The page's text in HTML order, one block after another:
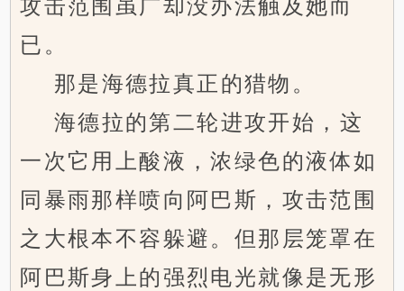
攻击范围虽广却没办法触及她而
已。
那是海德拉真正的猎物。
海德拉的第二轮进攻开始，这
一次它用上酸液，浓绿色的液体如
同暴雨那样喷向阿巴斯，攻击范围
之大根本不容躲避。但那层笼罩在
阿巴斯身上的强烈电光就像是无形